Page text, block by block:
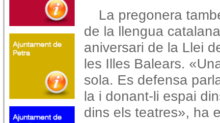
La pregonera
de la llengua
aniversari de la Llei
les Illes Balears.
sola. Es defensa
la i donant-li espai
dins els teatres», ha